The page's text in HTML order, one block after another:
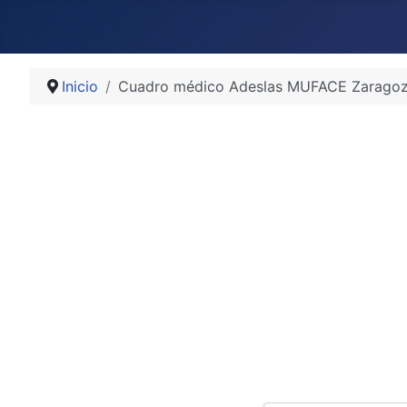
Inicio Cuadro médico Adeslas MUFACE